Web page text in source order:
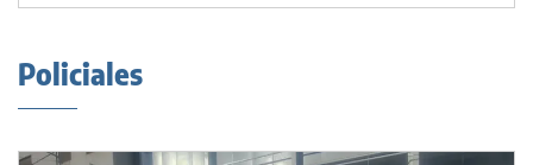
Policiales